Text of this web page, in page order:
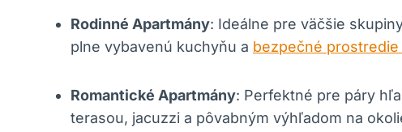
Rodinné Apartmány: Ideálne pre väčšie
plne vybavenú kuchyňu a bezpečné
Romantické Apartmány: Perfektné pre páry
terasou, jacuzzi a pôvabným výhľadom na